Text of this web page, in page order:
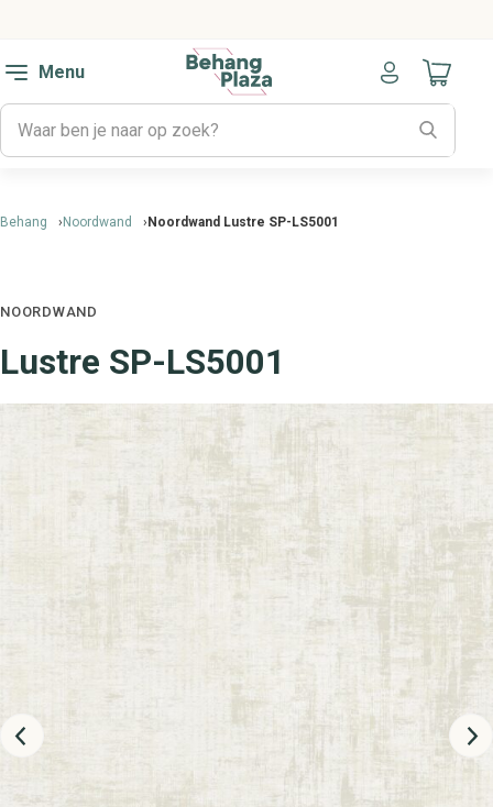
Menu
Naar
Behang Noordwand Noordwand Lustre SP-LS5001
NOORDWAND
Lustre SP-LS5001